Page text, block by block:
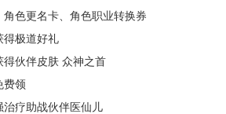
色更名卡、角色职业转换券
得极道好礼
得伙伴皮肤 众神之首
费领
治疗助战伙伴医仙儿